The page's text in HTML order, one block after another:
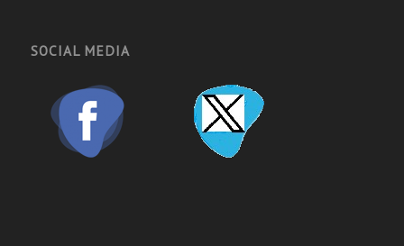
SOCIAL MEDIA